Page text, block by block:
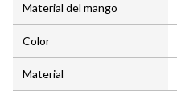
Material del mango
Color
Material